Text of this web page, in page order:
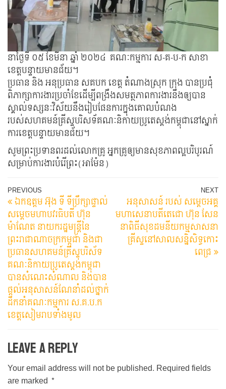
នាថ្ងៃទី ០៥ ខែមីនា ឆ្នាំ ២០២៤ គណៈកម្មការ ស-គ-ប-ក សាខា
ខេត្តបន្ទាយមានជ័យ។
ប្រធាន និង អនុប្រធាន សគបក ខេត្ត តំណាងស្រុក ក្រុង បានប្រជុំ
ពិភាក្សាការងារប្រចាំខែដើម្បីពង្រឹងសមត្ថភាពការងារនឹងឲ្យបាន
ស្គាល់ទស្សនៈវិស័យនឹងរៀបផែនការក្នុងគោលបំណង
របស់សហគមន៍គ្រីស្ទបរិសទ័គណៈនិកាយប្រូតេស្តង់កម្ពុជានៅស្នាក់
ការខេត្តបន្ទាយមានជ័យ។
សូមព្រះប្រទានពរដល់លោកគ្រូ អ្នកគ្រូឲ្យមានសុខភាពល្អបរិបូរណ៍
សម្រាប់ការងារបំរើព្រះ(អាម៉ែន)
Post
navigation
Previous
Post
PREVIOUS
ឯកឧត្តម អ៊ុង ទី ទីប្រឹក្សាផ្ទាល់
សម្តេចមហាបវរធិបតី ហ៊ុន
ម៉ាណែត នាយករដ្ឋមន្ត្រីនៃ
ព្រះរាជាណាចក្រកម្ពុជា និងជា
ប្រធានសហគមន៍គ្រីស្ទបរិស័ទ
គណៈនិកាយប្រូតេស្តង់កម្ពុជា
បានសំណេះសំណាល និងបាន
ផ្តល់អនុសាសន៍ណែនាំដល់ថ្នាក់
ដឹកនាំគណៈកម្មការ ស.គ.ប.ក
ខេត្តសៀមរាបទាំងមូល
NEXT
អនុសាសន៍ របស់ សម្ដេចអគ្គ
មហាសេនាបតីតេជោ ហ៊ុន សែន
នាពិធីសុខដមនីយកម្មសាសនា
គ្រីស្ទនៅសាលសន្និសិទ្ធកោះ
ពេជ្រ
Leave a Reply
Your email address will not be published. Required fields
are marked *